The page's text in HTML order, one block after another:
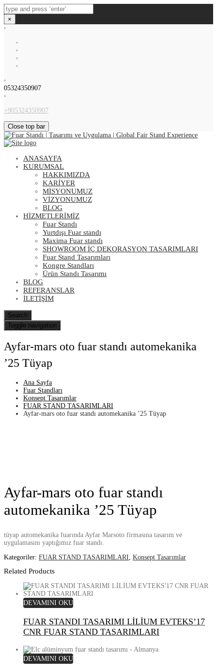
×
05324350907
+905324350907
Close top bar
ANASAYFA
KURUMSAL
HAKKIMIZDA
KARİYER
MİSYONUMUZ
VİZYONUMUZ
BLOG
HİZMETLERİMİZ
Fuar Standı
Yurtdışı Fuar standı
Maxima Fuar standı
SHOWROOM İÇ DEKORASYON TASARIMLARI
Fuar Stand Tasarımları
Kongre Standları
Ürün Standı Tasarımı
BLOG
REFERANSLAR
İLETİŞİM
Search
Toggle navigation
Ayfar-mars oto fuar standı automekanika
’25 Tüyap
Ana Sayfa
Fuar Standları
Konsept Tasarımlar
FUAR STAND TASARIMLARI
Ayfar-mars oto fuar standı automekanika ’25 Tüyap
Ayfar-mars oto fuar standı
automekanika ’25 Tüyap
tüyap automekanika fuarında Ayfar Marsoto firmasına tasarım ve
uygulamasını yaptığımız fuar standı.
Kategoriler: FUAR STAND TASARIMLARI Konsept Tasarımlar
Related Products
DEVAMINI OKU
FUAR STANDI TASARIMI LİLİUM EVTEKS’17
CNR FUAR STAND TASARIMLARI
DEVAMINI OKU